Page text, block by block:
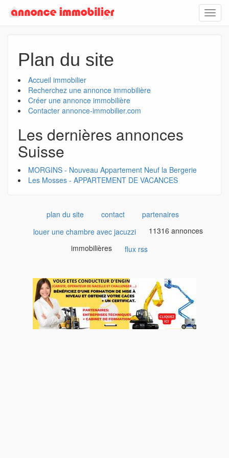
Plan du site
Accueil immobilier
Recherchez une annonce immobilière
Créer une annonce immobilière
Contacter annonce-immobilier.com
Les dernières annonces
Suisse
MORGINS - Nouveau Appartement Neuf la Bergerie
Les Mosses - APPARTEMENT DE VACANCES
plan du site contact
partenaires
louer une chambre avec jacuzzi
11316 annonces
immobilières
flux rss